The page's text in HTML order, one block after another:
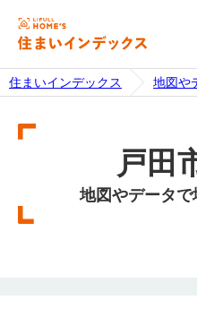
住まいインデックス 地図や
戸田
地図やデータ